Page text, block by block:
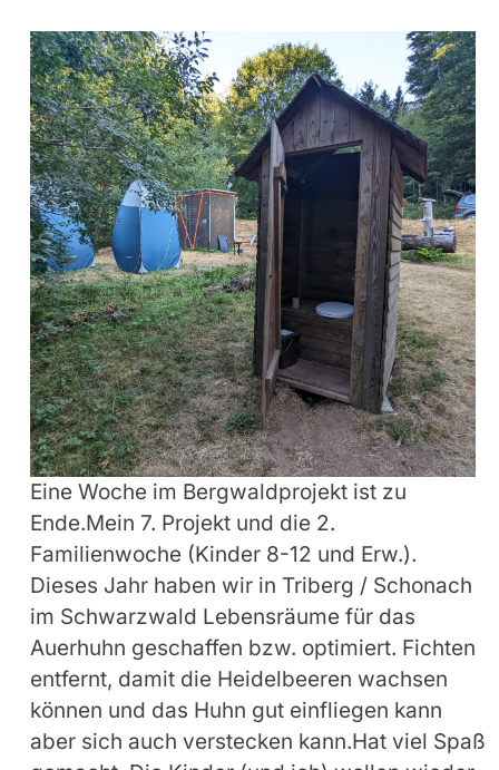
Eine Woche im Bergwaldprojekt ist zu
Ende.Mein 7. Projekt und die 2.
Familienwoche (Kinder 8-12 und Erw.).
Dieses Jahr haben wir in Triberg / Schonach
im Schwarzwald Lebensräume für das
Auerhuhn geschaffen bzw. optimiert. Fichten
entfernt, damit die Heidelbeeren wachsen
können und das Huhn gut einfliegen kann
aber sich auch verstecken kann.Hat viel Spaß